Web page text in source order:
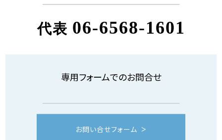
代表 06-6568-1601
専用フォームでのお問合せ
お問い合せフォーム